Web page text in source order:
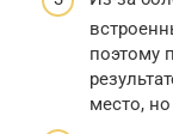
поэтому
место,